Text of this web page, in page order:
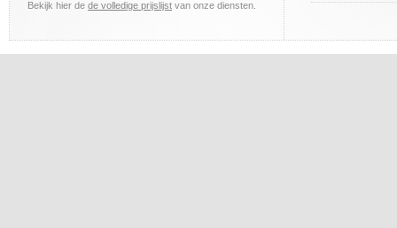
Bekijk hier de de volledige prijslijst van onze diensten.